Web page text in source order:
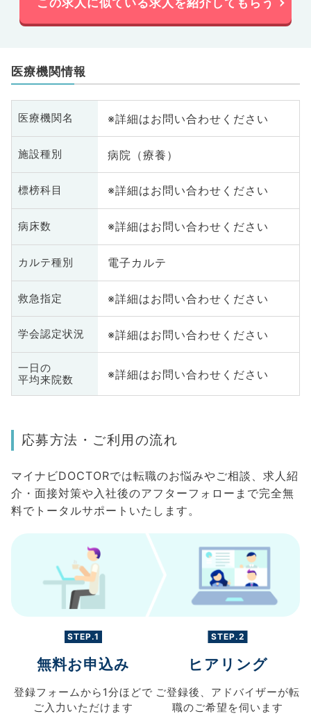
この求人に似ている求人を紹介してもらう
医療機関情報
医療機関名 ※詳細はお問い合わせください
施設種別 病院（療養）
標榜科目 ※詳細はお問い合わせください
病床数 ※詳細はお問い合わせください
カルテ種別 電子カルテ
救急指定 ※詳細はお問い合わせください
学会認定状況 ※詳細はお問い合わせください
一日の
平均来院数
※詳細はお問い合わせください
応募方法・ご利用の流れ
マイナビDOCTORでは転職のお悩みやご相談、求人紹
介・面接対策や入社後のアフターフォローまで完全無
料でトータルサポートいたします。
STEP.1
無料お申込み
登録フォームから 1分ほどで
ご入力 いただけます
STEP.2
ヒアリング
ご登録後、 アドバイザーが転
職のご希望を伺います